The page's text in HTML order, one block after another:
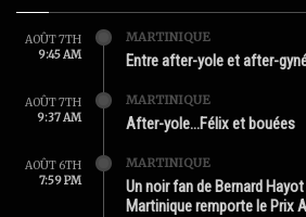
AOÛT 7TH
9:45 AM
MARTINIQUE
Entre after-yole et after-
AOÛT 7TH
9:37 AM
MARTINIQUE
After-yole…Félix et bouées
AOÛT 6TH
7:59 PM
MARTINIQUE
Un noir fan de Bernard
Martinique remporte le Prix